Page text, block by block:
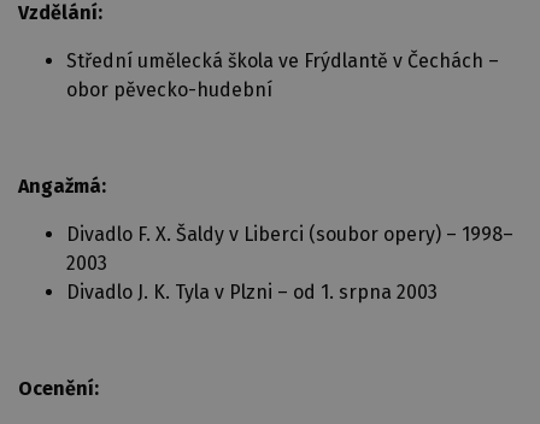
Vzdělání:
Střední umělecká škola ve Frýdlantě v Čechách –
obor pěvecko-hudební
Angažmá:
Divadlo F. X. Šaldy v Liberci (soubor opery) – 1998–
2003
Divadlo J. K. Tyla v Plzni – od 1. srpna 2003
Ocenění: